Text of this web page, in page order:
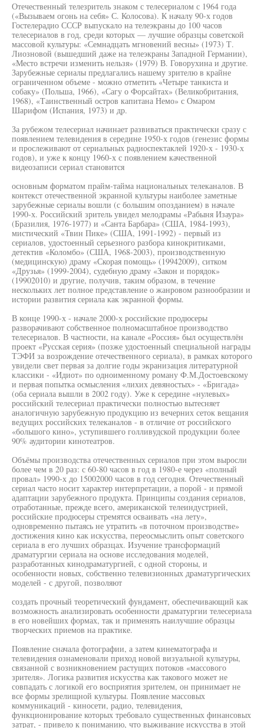
Отечественный телезритель знаком с телесериалом с 1964 года
(«Вызываем огонь на себя» С. Колосова). К началу 90-х годов
Гостелерадио СССР выпускало на телеэкраны до 100 часов
телесериалов в год, среди которых — лучшие образцы советской
массовой культуры: «Семнадцать мгновений весны» (1973) Т.
Лиозновой (вышедший даже на телеэкраны Западной Германии),
«Место встречи изменить нельзя» (1979) В. Говорухина и другие.
Зарубежные сериалы предлагались нашему зрителю в крайне
ограниченном объеме - можно отметить «Четыре танкиста и
собаку» (Польша, 1966), «Сагу о Форсайтах» (Великобритания,
1968), «Таинственный остров капитана Немо» с Омаром
Шарифом (Испания, 1973) и др.
За рубежом телесериал начинает развиваться практически сразу с
появлением телевидения в середине 1950-х годов (генезис формы
и прослеживают от сериальных радиоспектаклей 1920-х - 1930-х
годов), и уже к концу 1960-х с появлением качественной
видеозаписи сериал становится
основным форматом прайм-тайма национальных телеканалов. В
контекст отечественной экранной культуры наиболее заметные
зарубежные сериалы вошли (с большим опозданием) в начале
1990-х. Российский зритель увидел мелодрамы «Рабыня Изаура»
(Бразилия, 1976-1977) и «Санта Барбара» (США, 1984-1993),
мистический «Твин Пике» (США, 1991-1992) - первый из
сериалов, удостоенный серьезного разбора кинокритиками,
детектив «Коломбо» (США, 1968-2003), производственную
(медицинскую) драму «Скорая помощь» (19942009), ситком
«Друзья» (1999-2004), судебную драму «Закон и порядок»
(19902010) и другие, получив, таким образом, в течение
нескольких лет полное представление о жанровом разнообразии и
истории развития сериала как экранной формы.
В конце 1990-х - начале 2000-х российские продюсеры
разворачивают собственное полномасштабное производство
телесериалов. В частности, на канале «Россия» был осуществлён
проект «Русская серия» (позже удостоенный специальной награды
ТЭФИ за возрождение отечественного сериала), в рамках которого
увидели свет первая за долгие годы экранизация литературной
классики - «Идиот» по одноименному роману Ф.М.Достоевскому
и первая попытка осмысления «лихих девяностых» - «Бригада»
(оба сериала вышли в 2002 году). Уже к середине «нулевых»
российский телесериал практически полностью вытесняет
аналогичную зарубежную продукцию из вечерних сеток вещания
ведущих российских телеканалов - в отличие от российского
«большого кино», уступившего голливудской продукции более
90% аудитории кинотеатров.
Объёмы производства отечественных сериалов при этом выросли
более чем в 20 раз: с 60-80 часов в год в 1980-е через «полный
провал» 1990-х до 15002000 часов в год сегодня. Отечественный
сериал часто носит характер интерпретации, а порой - и прямой
адаптации зарубежного продукта. Принципы создания сериалов,
отработанные, прежде всего, американской телеиндустрией,
российские продюсеры стремятся осваивать «на лету»,
одновременно пытаясь не утратить «в поточном производстве»
достижения кино как искусства, переосмыслить опыт советского
сериала в его лучших образцах. Изучение трансформаций
драматургии сериала на основе исследования моделей,
разработанных кинодраматургией, с одной стороны, и
особенности новых, собственно телевизионных драматургических
моделей - с другой, позволяют
создать прочный теоретический фундамент, обеспечивающий как
возможность анализировать особенности драматургии телесериала
в его новейших формах, так и применять наилучшие образцы
творческих приемов на практике.
Появление сначала фотографии, а затем кинематографа и
телевидения ознаменовали приход новой визуальной культуры,
связанной с возникновением растущих потоков «массового
зрителя». Логика развития искусства как такового может не
совпадать с логикой его восприятия зрителем, он принимает не
все формы зрелищной культуры. Появление массовых
коммуникаций - киносети, радио, телевидения,
функционирование которых требовало существенных финансовых
затрат, - привело к пониманию, что выживание искусства в этой